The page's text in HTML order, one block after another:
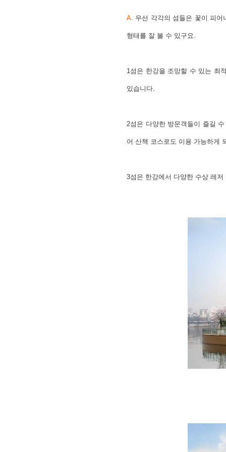
A. 우선 각각의 섬들은 꽃이 피어
형태를 잘 볼 수 있구요.
1섬은 한강을 조망할 수 있는 최
있습니다.
2섬은 다양한 방문객들이 즐길
어 산책 코스로도 이용 가능하게
3섬은 한강에서 다양한 수상 레